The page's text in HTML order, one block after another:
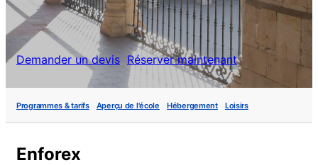
Demander un devis Réserver maintenant
Programmes & tarifs Aperçu de l'école Hébergement Loisirs
Enforex